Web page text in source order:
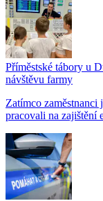
Příměstské tábory u
návštěvu farmy
Zatímco
pracovali na zajištění